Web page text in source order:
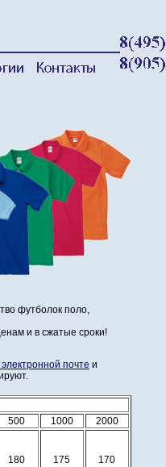
футболок поло,
и в сжатые сроки!
почте и
500 1000 2000
180 175 170